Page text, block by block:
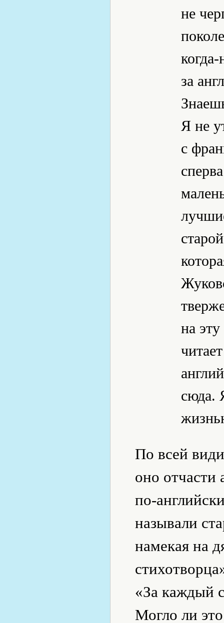
не
за
Я не
с
на
сюда.
По всей
оно отчасти
по-
называли
намекая на
«За каждый
Могло ли